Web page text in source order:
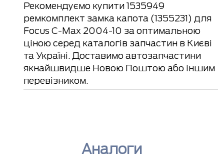
Рекомендуємо купити 1535949
ремкомплект замка капота (1355231) для
Focus C-Max 2004-10 за оптимальною
ціною серед каталогів запчастин в Києві
та Україні. Доставимо автозапчастини
якнайшвидше Новою Поштою або іншим
перевізником.
Аналоги